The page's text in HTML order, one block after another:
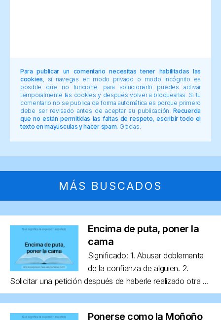
Para publicar un comentario necesitas tener habilitadas las
cookies , si navegas en modo privado o modo incógnito es
posible que no funcione, para solucionarlo puedes activar
temporalmente las cookies y después volver a bloquearlas. Si tu
comentario no se publica de forma automática es porque primero
debe ser revisado antes de aceptar su publicación.Recuerda
que no están permitidas las faltas de respeto, escribir todo el
texto en mayúsculas y hacer spam. Gracias.
MÁS BUSCADOS
Encima de puta, poner la
cama
Significado: 1. Abusar doblemente
de la confianza de alguien. 2.
Solicitar una petición después de haberle realizado otra ...
Ponerse como la Moñoño